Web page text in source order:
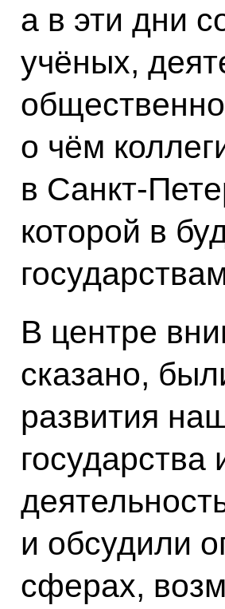
а в эти дни
учёных,
о чём
в Санкт-
которой в
В центре
сказано,
развития
и обсудили
сферах,